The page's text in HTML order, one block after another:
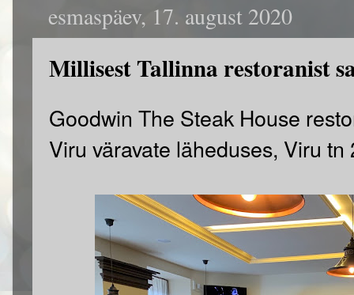
esmaspäev, 17. august 2020
Millisest Tallinna restoranist
Goodwin The Steak House
Viru väravate läheduses, Viru